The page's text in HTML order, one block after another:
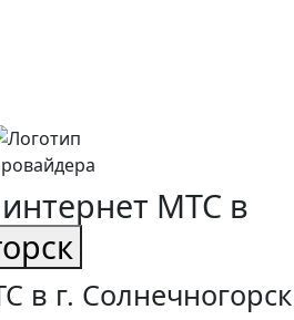
МТС в
в г. Солнечногорск